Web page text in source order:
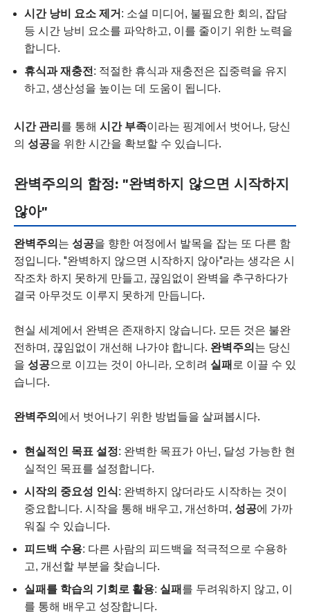
시간 낭비 요소 제거 : 소셜 미디어, 불필요한 회의, 잡담
등 시간 낭비 요소를 파악하고, 이를 줄이기 위한 노력을
합니다.
휴식과 재충전 : 적절한 휴식과 재충전은 집중력을 유지
하고, 생산성을 높이는 데 도움이 됩니다.
시간 관리를 통해 시간 부족이라는 핑계에서 벗어나, 당신
의 성공을 위한 시간을 확보할 수 있습니다.
완벽주의의 함정: "완벽하지 않으면 시작하지
않아"
완벽주의는 성공을 향한 여정에서 발목을 잡는 또 다른 함
정입니다. "완벽하지 않으면 시작하지 않아"라는 생각은 시
작조차 하지 못하게 만들고, 끊임없이 완벽을 추구하다가
결국 아무것도 이루지 못하게 만듭니다.
현실 세계에서 완벽은 존재하지 않습니다. 모든 것은 불완
전하며, 끊임없이 개선해 나가야 합니다. 완벽주의는 당신
을 성공으로 이끄는 것이 아니라, 오히려 실패로 이끌 수 있
습니다.
완벽주의에서 벗어나기 위한 방법들을 살펴봅시다.
현실적인 목표 설정: 완벽한 목표가 아닌, 달성 가능한 현
실적인 목표를 설정합니다.
시작의 중요성 인식: 완벽하지 않더라도 시작하는 것이
중요합니다. 시작을 통해 배우고, 개선하며, 성공에 가까
워질 수 있습니다.
피드백 수용: 다른 사람의 피드백을 적극적으로 수용하
고, 개선할 부분을 찾습니다.
실패를 학습의 기회로 활용: 실패 를 두려워하지 않고, 이
를 통해 배우고 성장합니다.